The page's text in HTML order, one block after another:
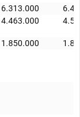
6.313.000
4.463.000
1.850.000